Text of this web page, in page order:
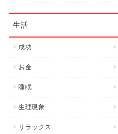
生活
成功
お金
睡眠
生理現象
リラックス